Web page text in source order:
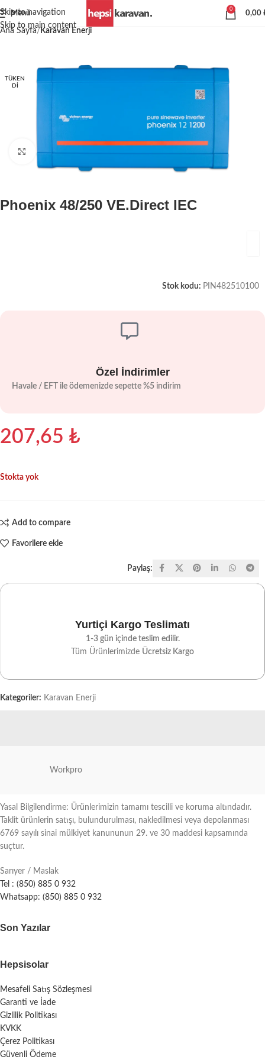
Skip to navigation
Skip to main content
Menü
0
0,00
Ana Sayfa Karavan Enerji
TÜKEN
DI
Büyütmek için tıklayın
Phoenix 48/250 VE.Direct IEC
Stok kodu: PIN482510100
Özel İndirimler
Havale / EFT ile ödemenizde sepette %5 indirim
207,65 ₺
Stokta yok
Add to compare
Favorilere ekle
Paylaş:
Yurtiçi Kargo Teslimatı
1-3 gün içinde teslim edilir.
Tüm Ürünlerimizde Ücretsiz Kargo
Kategoriler: Karavan Enerji
Workpro
Yasal Bilgilendirme: Ürünlerimizin tamamı tescilli ve koruma altındadır.
Taklit ürünlerin satışı, bulundurulması, nakledilmesi veya depolanması
6769 sayılı sinai mülkiyet kanununun 29. ve 30 maddesi kapsamında
suçtur.
Sarıyer / Maslak
Tel : (850) 885 0 932
Whatsapp: (850) 885 0 932
Son Yazılar
Hepsisolar
Mesafeli Satış Sözleşmesi
Garanti ve İade
Gizlilik Politikası
KVKK
Çerez Politikası
Güvenli Ödeme